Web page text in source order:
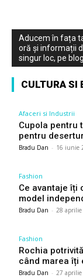
Aducem în fața
oră și informații
singur loc, pe
CULTURA SI
Afaceri si Industrii
Cupola pentru
pentru
Bradu Dan - 16 iunie
Fashion
Ce avantaje îți
model
Bradu Dan - 28 aprilie
Fashion
Rochia
când marea îți
Bradu Dan - 27 aprilie